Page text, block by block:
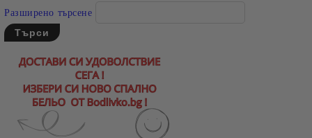
Разширено търсене